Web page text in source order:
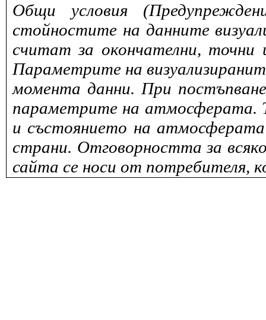
Общи условия
стойностите на данните
считат за окончателни,
Параметрите на
момента данни. При
параметрите на атмосферата.
и състоянието на
страни. Отговорността за
сайта се носи от потребителя,